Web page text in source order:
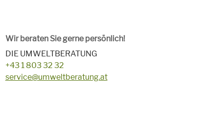
Wir beraten Sie gerne persönlich!
DIE UMWELTBERATUNG
+43 1 803 32 32
service@umweltberatung.at